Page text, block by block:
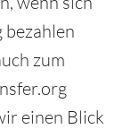
zum
einen Blick